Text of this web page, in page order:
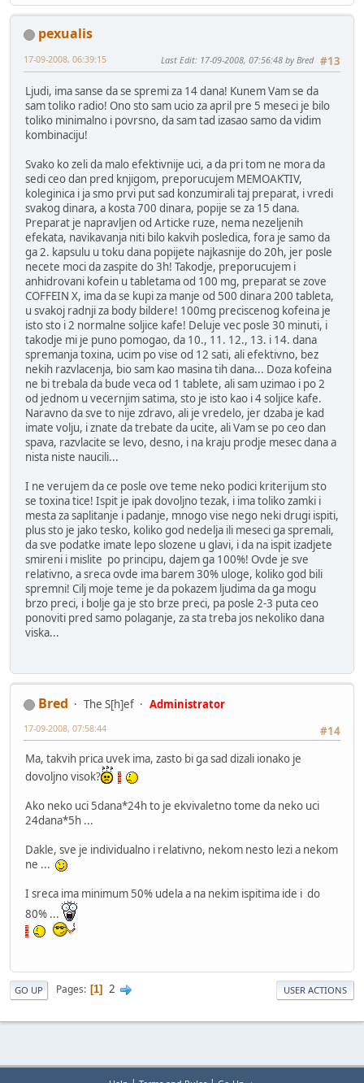
pexualis
#13
17-09-2008, 06:39:15 Last Edit: 17-09-2008, 07:56:48 by Bred
Ljudi, ima sanse da se spremi za 14 dana! Kunem Vam se da
sam toliko radio! Ono sto sam ucio za april pre 5 meseci je bilo
toliko minimalno i povrsno, da sam tad izasao samo da vidim
kombinaciju!
Svako ko zeli da malo efektivnije uci, a da pri tom ne mora da
sedi ceo dan pred knjigom, preporucujem MEMOAKTIV,
koleginica i ja smo prvi put sad konzumirali taj preparat, i vredi
svakog dinara, a kosta 700 dinara, popije se za 15 dana.
Preparat je napravljen od Articke ruze, nema nezeljenih
efekata, navikavanja niti bilo kakvih posledica, fora je samo da
ga 2. kapsulu u toku dana popijete najkasnije do 20h, jer posle
necete moci da zaspite do 3h! Takodje, preporucujem i
anhidrovani kofein u tabletama od 100 mg, preparat se zove
COFFEIN X, ima da se kupi za manje od 500 dinara 200 tableta,
u svakoj radnji za body bildere! 100mg preciscenog kofeina je
isto sto i 2 normalne soljice kafe! Deluje vec posle 30 minuti, i
takodje mi je puno pomogao, da 10., 11. 12., 13. i 14. dana
spremanja toxina, ucim po vise od 12 sati, ali efektivno, bez
nekih razvlacenja, bio sam kao masina tih dana... Doza kofeina
ne bi trebala da bude veca od 1 tablete, ali sam uzimao i po 2
od jednom u vecernjim satima, sto je isto kao i 4 soljice kafe.
Naravno da sve to nije zdravo, ali je vredelo, jer dzaba je kad
imate volju, i znate da trebate da ucite, ali Vam se po ceo dan
spava, razvlacite se levo, desno, i na kraju prodje mesec dana a
nista niste naucili...
I ne verujem da ce posle ove teme neko podici kriterijum sto
se toxina tice! Ispit je ipak dovoljno tezak, i ima toliko zamki i
mesta za saplitanje i padanje, mnogo vise nego neki drugi ispiti,
plus sto je jako tesko, koliko god nedelja ili meseci ga spremali,
da sve podatke imate lepo slozene u glavi, i da na ispit izadjete
smireni i mislite po principu, dajem ga 100%! Ovde je sve
relativno, a sreca ovde ima barem 30% uloge, koliko god bili
spremni! Cilj moje teme je da pokazem ljudima da ga mogu
brzo preci, i bolje ga je sto brze preci, pa posle 2-3 puta ceo
ponoviti pred samo polaganje, za sta treba jos nekoliko dana
viska...
Bred The S[h]ef
Administrator
#14
17-09-2008, 07:58:44
Ma, takvih prica uvek ima, zasto bi ga sad dizali ionako je
dovoljno visok?
Ako neko uci 5dana*24h to je ekvivaletno tome da neko uci
24dana*5h ...
Dakle, sve je individualno i relativno, nekom nesto lezi a nekom
ne ...
I sreca ima minimum 50% udela a na nekim ispitima ide i do
80% ...
GO UP Pages 1 2 USER ACTIONS